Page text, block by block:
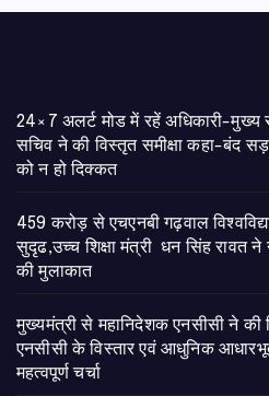
24×7 अलर्ट मोड में रहें अधिकारी-
सचिव ने की विस्तृत समीक्षा कहा-बंद
को न हो दिक्कत
459 करोड़ से एचएनबी गढ़वाल
सुदृढ,उच्च शिक्षा मंत्री धन सिंह रावत ने
की मुलाकात
मुख्यमंत्री से महानिदेशक एनसीसी ने की
एनसीसी के विस्तार एवं आधुनिक
महत्वपूर्ण चर्चा